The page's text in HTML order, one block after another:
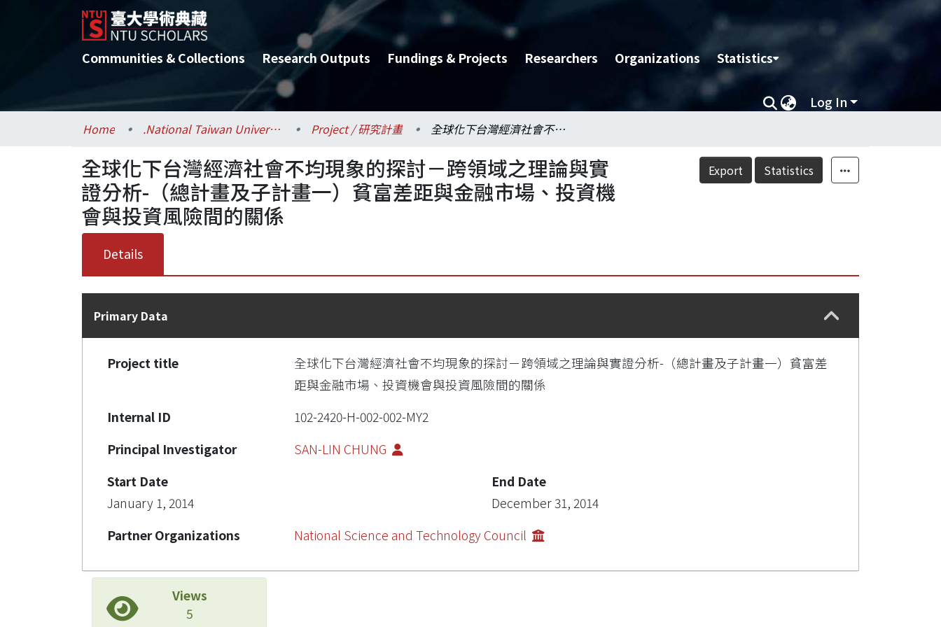
Communities & Collections Research Outputs Fundings & Projects Researchers Organizations Statistics
Log In
Home .National Taiwan University / 國立臺灣大學 Project / 研究計畫 全球化下台灣經濟社會不均現象的探討－跨領域之理論與實證分析-（總計畫及子計畫一）貧富差距與金融市場、投資機會與投資風險間的關係
Export Statistics
全球化下台灣經濟社會不均現象的探討－跨領域之理論與實
證分析-（總計畫及子計畫一）貧富差距與金融市場、投資機
會與投資風險間的關係
Details
Primary Data
Project title
全球化下台灣經濟社會不均現象的探討－跨領域之理論與實證分析-（總計畫及子計畫一）貧富差
距與金融市場、投資機會與投資風險間的關係
Internal ID
102-2420-H-002-002-MY2
Principal Investigator
SAN-LIN CHUNG
Start Date
January 1, 2014
End Date
December 31, 2014
Partner Organizations
National Science and Technology Council
Views
5